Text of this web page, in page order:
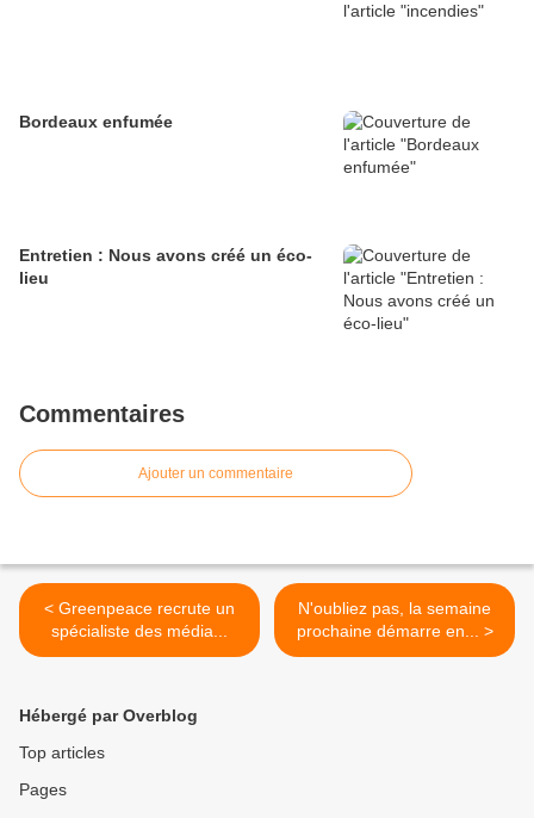
Bordeaux enfumée
Entretien : Nous avons créé un éco-
lieu
Commentaires
Ajouter un commentaire
< Greenpeace recrute un
spécialiste des média...
N'oubliez pas, la semaine
prochaine démarre en... >
Hébergé par Overblog
Top articles
Pages